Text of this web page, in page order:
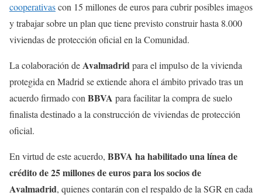
cooperativascon 15 millones de euros para cubrir posibles imagos
y trabajar sobre un plan que tiene previsto construir hasta 8.000
viviendas de protección oficial en la Comunidad.
La colaboración deAvalmadridpara el impulso de la vivienda
protegida en Madrid se extiende ahora el ámbito privado tras un
acuerdo firmado con BBVA para facilitar la compra de suelo
finalista destinado a la construcción de viviendas de protección
oficial.
En virtud de este acuerdo, BBVA ha habilitado una línea de
crédito de 25 millones de euros para los socios de
Avalmadrid, quienes contarán con el respaldo de la SGR en cada